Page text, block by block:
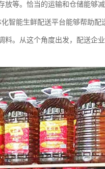
等。恰当的运输和仓储能够
智能生鲜配送平台能够帮助配
。从这个角度出发，配送企